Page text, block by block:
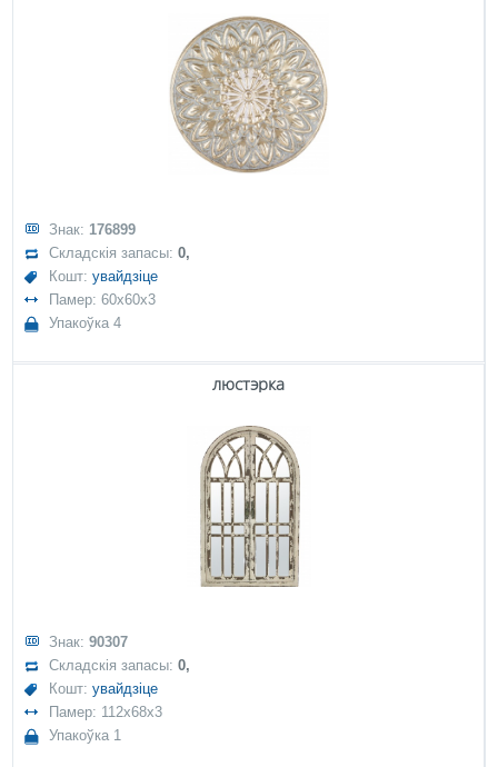
Знак: 176899
Складскія запасы:0,
Кошт:увайдзіце
Памер: 60x60x3
Упакоўка 4
люстэрка
Знак:90307
Складскія запасы:0,
Кошт:увайдзіце
Памер: 112x68x3
Упакоўка 1